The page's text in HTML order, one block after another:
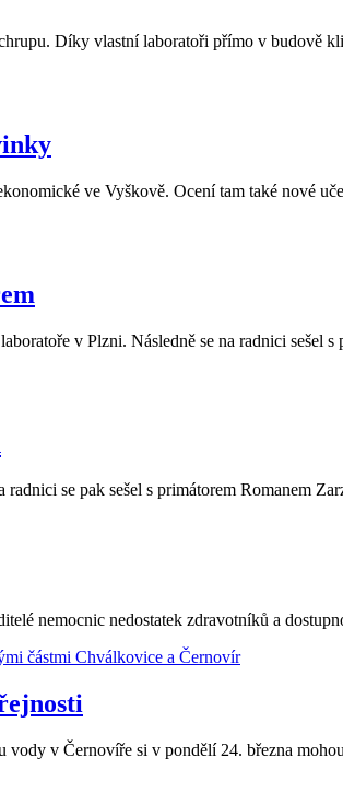
Díky vlastní laboratoři přímo v budově
ve Vyškově. Ocení tam také nové
v Plzni. Následně se na radnici sešel s
se pak sešel s primátorem Romanem
nemocnic nedostatek zdravotníků a
v Černovíře si v pondělí 24. března